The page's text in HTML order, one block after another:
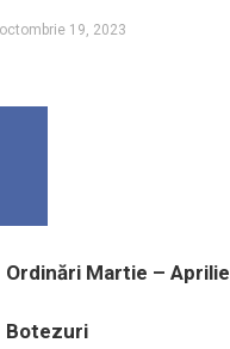
octombrie 19, 2023
Ordinări Martie – Aprilie
Botezuri